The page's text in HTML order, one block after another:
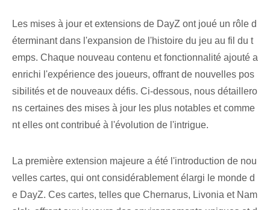
Les mises à jour et extensions de DayZ ont joué un rôle d
éterminant dans l'expansion de l'histoire du jeu au fil du t
emps. Chaque nouveau contenu et fonctionnalité ajouté a
enrichi l'expérience des joueurs, offrant de nouvelles pos
sibilités et de nouveaux défis. Ci-dessous, nous détaillero
ns certaines des mises à jour les plus notables et comme
nt elles ont contribué à l'évolution de l'intrigue.
La première extension majeure a été l'introduction de nou
velles cartes, qui ont considérablement élargi le monde d
e DayZ. Ces cartes, telles que Chernarus, Livonia et Nam